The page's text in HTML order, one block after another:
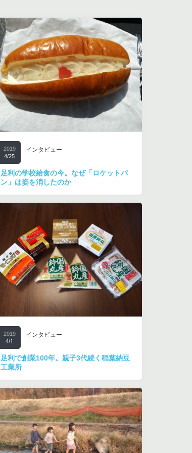
2019
4/25
インタビュー
足利の学校給食の今。なぜ「ロケットパ
ン」は姿を消したのか
2019
4/1
インタビュー
足利で創業100年。親子3代続く稲葉納豆
工業所